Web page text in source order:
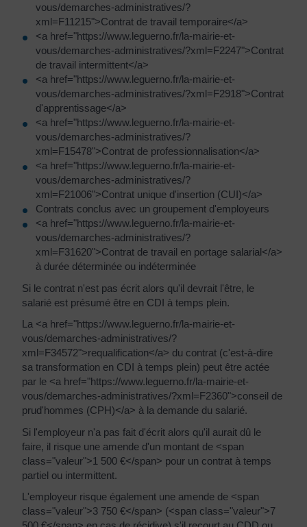
vous/demarches-administratives/?
xml=F11215">Contrat de travail temporaire</a>
<a href="https://www.leguerno.fr/la-mairie-et-
vous/demarches-administratives/?xml=F2247">Contrat
de travail intermittent</a>
<a href="https://www.leguerno.fr/la-mairie-et-
vous/demarches-administratives/?xml=F2918">Contrat
d'apprentissage</a>
<a href="https://www.leguerno.fr/la-mairie-et-
vous/demarches-administratives/?
xml=F15478">Contrat de professionnalisation</a>
<a href="https://www.leguerno.fr/la-mairie-et-
vous/demarches-administratives/?
xml=F21006">Contrat unique d'insertion (CUI)</a>
Contrats conclus avec un groupement d'employeurs
<a href="https://www.leguerno.fr/la-mairie-et-
vous/demarches-administratives/?
xml=F31620">Contrat de travail en portage salarial</a>
à durée déterminée ou indéterminée
Si le contrat n'est pas écrit alors qu'il devrait l'être, le
salarié est présumé être en CDI à temps plein.
La <a href="https://www.leguerno.fr/la-mairie-et-
vous/demarches-administratives/?
xml=F34572">requalification</a> du contrat (c'est-à-dire
sa transformation en CDI à temps plein) peut être actée
par le <a href="https://www.leguerno.fr/la-mairie-et-
vous/demarches-administratives/?xml=F2360">conseil de
prud'hommes (CPH)</a> à la demande du salarié.
Si l'employeur n'a pas fait d'écrit alors qu'il aurait dû le
faire, il risque une amende d'un montant de <span
class="valeur">1 500 €</span> pour un contrat à temps
partiel ou intermittent.
L'employeur risque également une amende de <span
class="valeur">3 750 €</span> (<span class="valeur">7